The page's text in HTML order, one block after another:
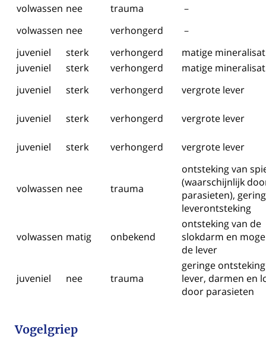
volwassen nee trauma
–
volwassen nee verhongerd
–
juveniel
sterk verhongerd
matige
juveniel
sterk verhongerd
matige
juveniel
sterk verhongerd vergrote lever
juveniel sterk verhongerd vergrote lever
juveniel sterk verhongerd vergrote lever
volwassen nee trauma
ontsteking van
(waarschijnlijk
parasieten),
leverontsteking
volwassen matig onbekend
ontsteking van de
slokdarm en
de lever
juveniel nee trauma
geringe
lever, darmen en
door parasieten
Vogelgriep